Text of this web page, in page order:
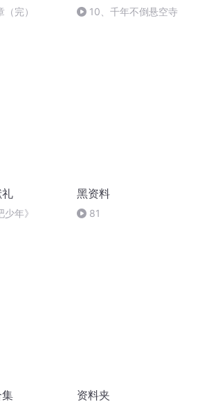
（完） 10、千年不倒悬空寺
年》
黑资料
81
资料夹